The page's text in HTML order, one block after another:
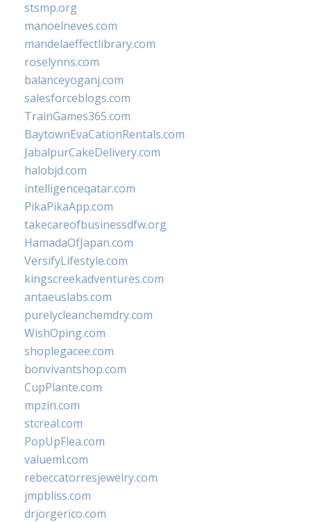
stsmp.org
manoelneves.com
mandelaeffectlibrary.com
roselynns.com
balanceyoganj.com
salesforceblogs.com
TrainGames365.com
BaytownEvaCationRentals.com
JabalpurCakeDelivery.com
halobjd.com
intelligenceqatar.com
PikaPikaApp.com
takecareofbusinessdfw.org
HamadaOfJapan.com
VersifyLifestyle.com
kingscreekadventures.com
antaeuslabs.com
purelycleanchemdry.com
WishOping.com
shoplegacee.com
bonvivantshop.com
CupPlante.com
mpzin.com
stcreal.com
PopUpFlea.com
valueml.com
rebeccatorresjewelry.com
jmpbliss.com
drjorgerico.com